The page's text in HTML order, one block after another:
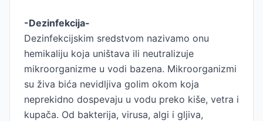
-Dezinfekcija-
Dezinfekcijskim sredstvom nazivamo onu
hemikaliju koja uništava ili neutralizuje
mikroorganizme u vodi bazena. Mikroorganizmi
su živa bića nevidljiva golim okom koja
neprekidno dospevaju u vodu preko kiše, vetra i
kupača. Od bakterija, virusa, algi i gljiva,